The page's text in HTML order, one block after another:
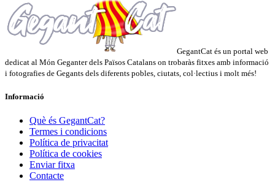
GegantCat és un portal web
dedicat al Món Geganter dels Països Catalans on trobaràs fitxes amb informació
i fotografies de Gegants dels diferents pobles, ciutats, col·lectius i molt més!
Informació
Què és GegantCat?
Termes i condicions
Política de privacitat
Política de cookies
Enviar fitxa
Contacte